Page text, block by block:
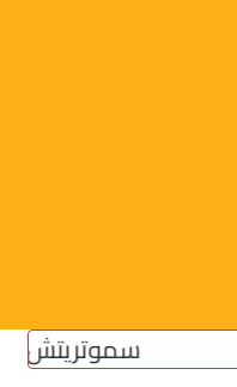
سموتريتش: بقاء